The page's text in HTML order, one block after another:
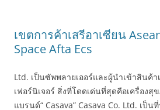
เขตการค้าเสรีอาเซียน
Space Afta Ecs
Ltd. เป็นซัพพลายเออร์และผู้นำเข้าสินค้
เฟอร์นิเจอร์ สิ่งที่โดดเด่นที่สุดคือเครื่อง
แบรนด์“ Casava” Casava Co. Ltd. เป็น